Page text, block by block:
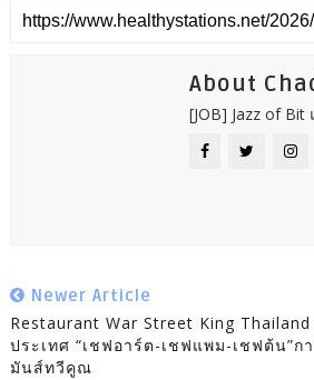
About
[JOB] Jazz of
Newer Article
Restaurant War Street King
ประเทศ “เชฟอาร์ต-เชฟแพม-เชฟต้น”ก
มันส์ทวีคูณ